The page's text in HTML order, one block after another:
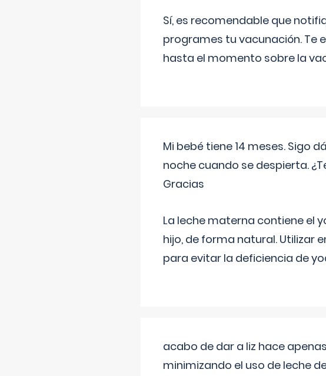
Sí, es recomendable que
programes tu vacunación. Te
hasta el momento sobre la
Mi bebé tiene 14 meses. Sigo
noche cuando se despierta.
Gracias
La leche materna contiene el
hijo, de forma natural. Utilizar
para evitar la deficiencia de
acabo de dar a liz hace
minimizando el uso de leche